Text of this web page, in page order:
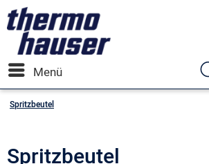
Menü
Spritzbeutel
Spritzbeutel